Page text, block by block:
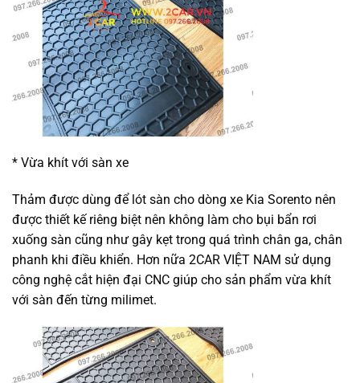
* Vừa khít với sàn xe
Thảm được dùng để lót sàn cho dòng xe Kia Sorento nên
được thiết kế riêng biệt nên không làm cho bụi bẩn rơi
xuống sàn cũng như gây kẹt trong quá trình chân ga, chân
phanh khi điều khiển. Hơn nữa 2CAR VIỆT NAM sử dụng
công nghệ cắt hiện đại CNC giúp cho sản phẩm vừa khít
với sàn đến từng milimet.